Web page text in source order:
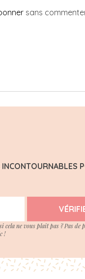
sans
cela ne vous plait pas ? Pas de
!